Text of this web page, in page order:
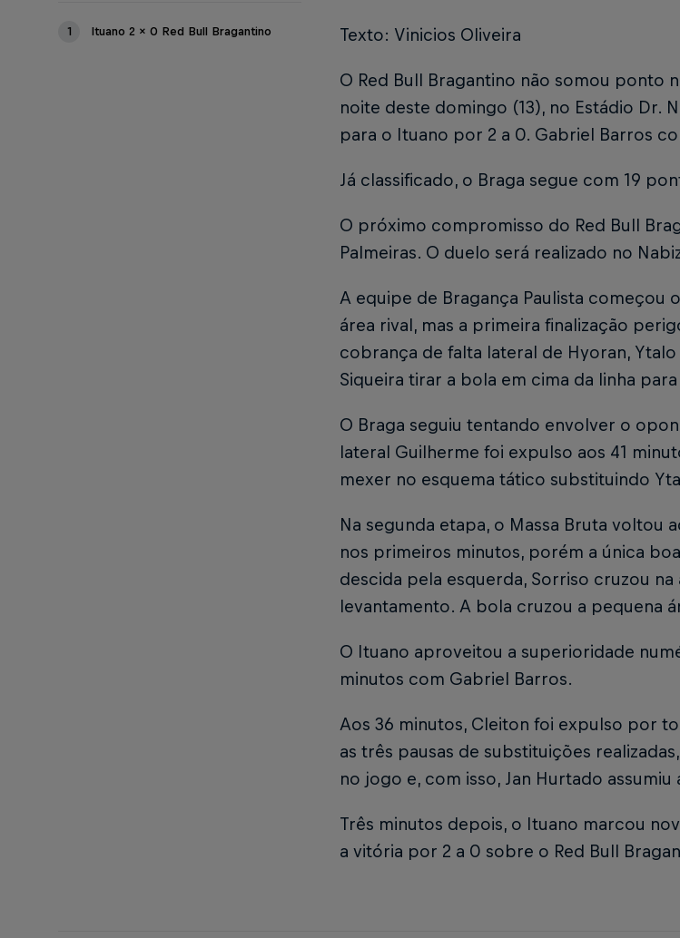
1 Ituano 2 x 0 Red Bull Bragantino Texto: Vinicios Oliveira
O Red Bull Bragantino não somou ponto
noite deste domingo (13), no Estádio Dr.
para o Ituano por 2 a 0. Gabriel Barros
Já classificado, o Braga segue com 19
O próximo compromisso do Red Bull
Palmeiras. O duelo será realizado no
A equipe de Bragança Paulista começou
área rival, mas a primeira finalização
cobrança de falta lateral de Hyoran,
Siqueira tirar a bola em cima da linha
O Braga seguiu tentando envolver o
lateral Guilherme foi expulso aos 41
mexer no esquema tático substituindo
Na segunda etapa, o Massa Bruta voltou
nos primeiros minutos, porém a única
descida pela esquerda, Sorriso cruzou
levantamento. A bola cruzou a pequena
O Ituano aproveitou a superioridade
minutos com Gabriel Barros.
Aos 36 minutos, Cleiton foi expulso por
as três pausas de substituições
no jogo e, com isso, Jan Hurtado assumiu
Três minutos depois, o Ituano marcou
a vitória por 2 a 0 sobre o Red Bull